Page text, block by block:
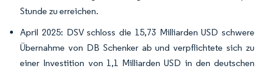
Stunde zu erreichen.
April 2025: DSV schloss die 15,73 Milliarden USD schwere
Übernahme von DB Schenker ab und verpflichtete sich zu
einer Investition von 1,1 Milliarden USD in den deutschen